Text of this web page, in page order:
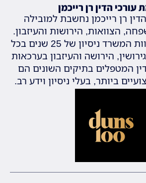
עורכי הדין רן רייכמן
רן רייכמן נחשבת למובילה
הצוואות, הירושות והעיזבון.
לעו"ד רייכמן ולצוות המשרד ניסיון של 25 שנים בכל
הירושה והעיזבון בערכאות
המטפלים בתיקים השונים הם
ביותר, בעלי ניסיון וידע רב.